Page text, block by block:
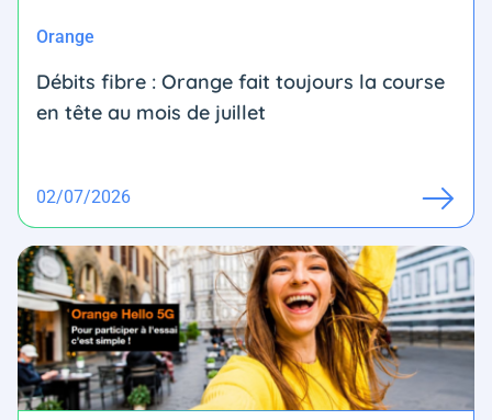
Orange
Débits fibre : Orange fait toujours la course
en tête au mois de juillet
02/07/2026